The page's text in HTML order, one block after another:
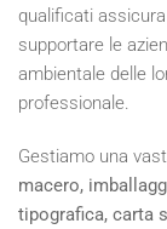
qualificati
supportare le
ambientale delle
professionale.
Gestiamo una
macero,
tipografica, carta